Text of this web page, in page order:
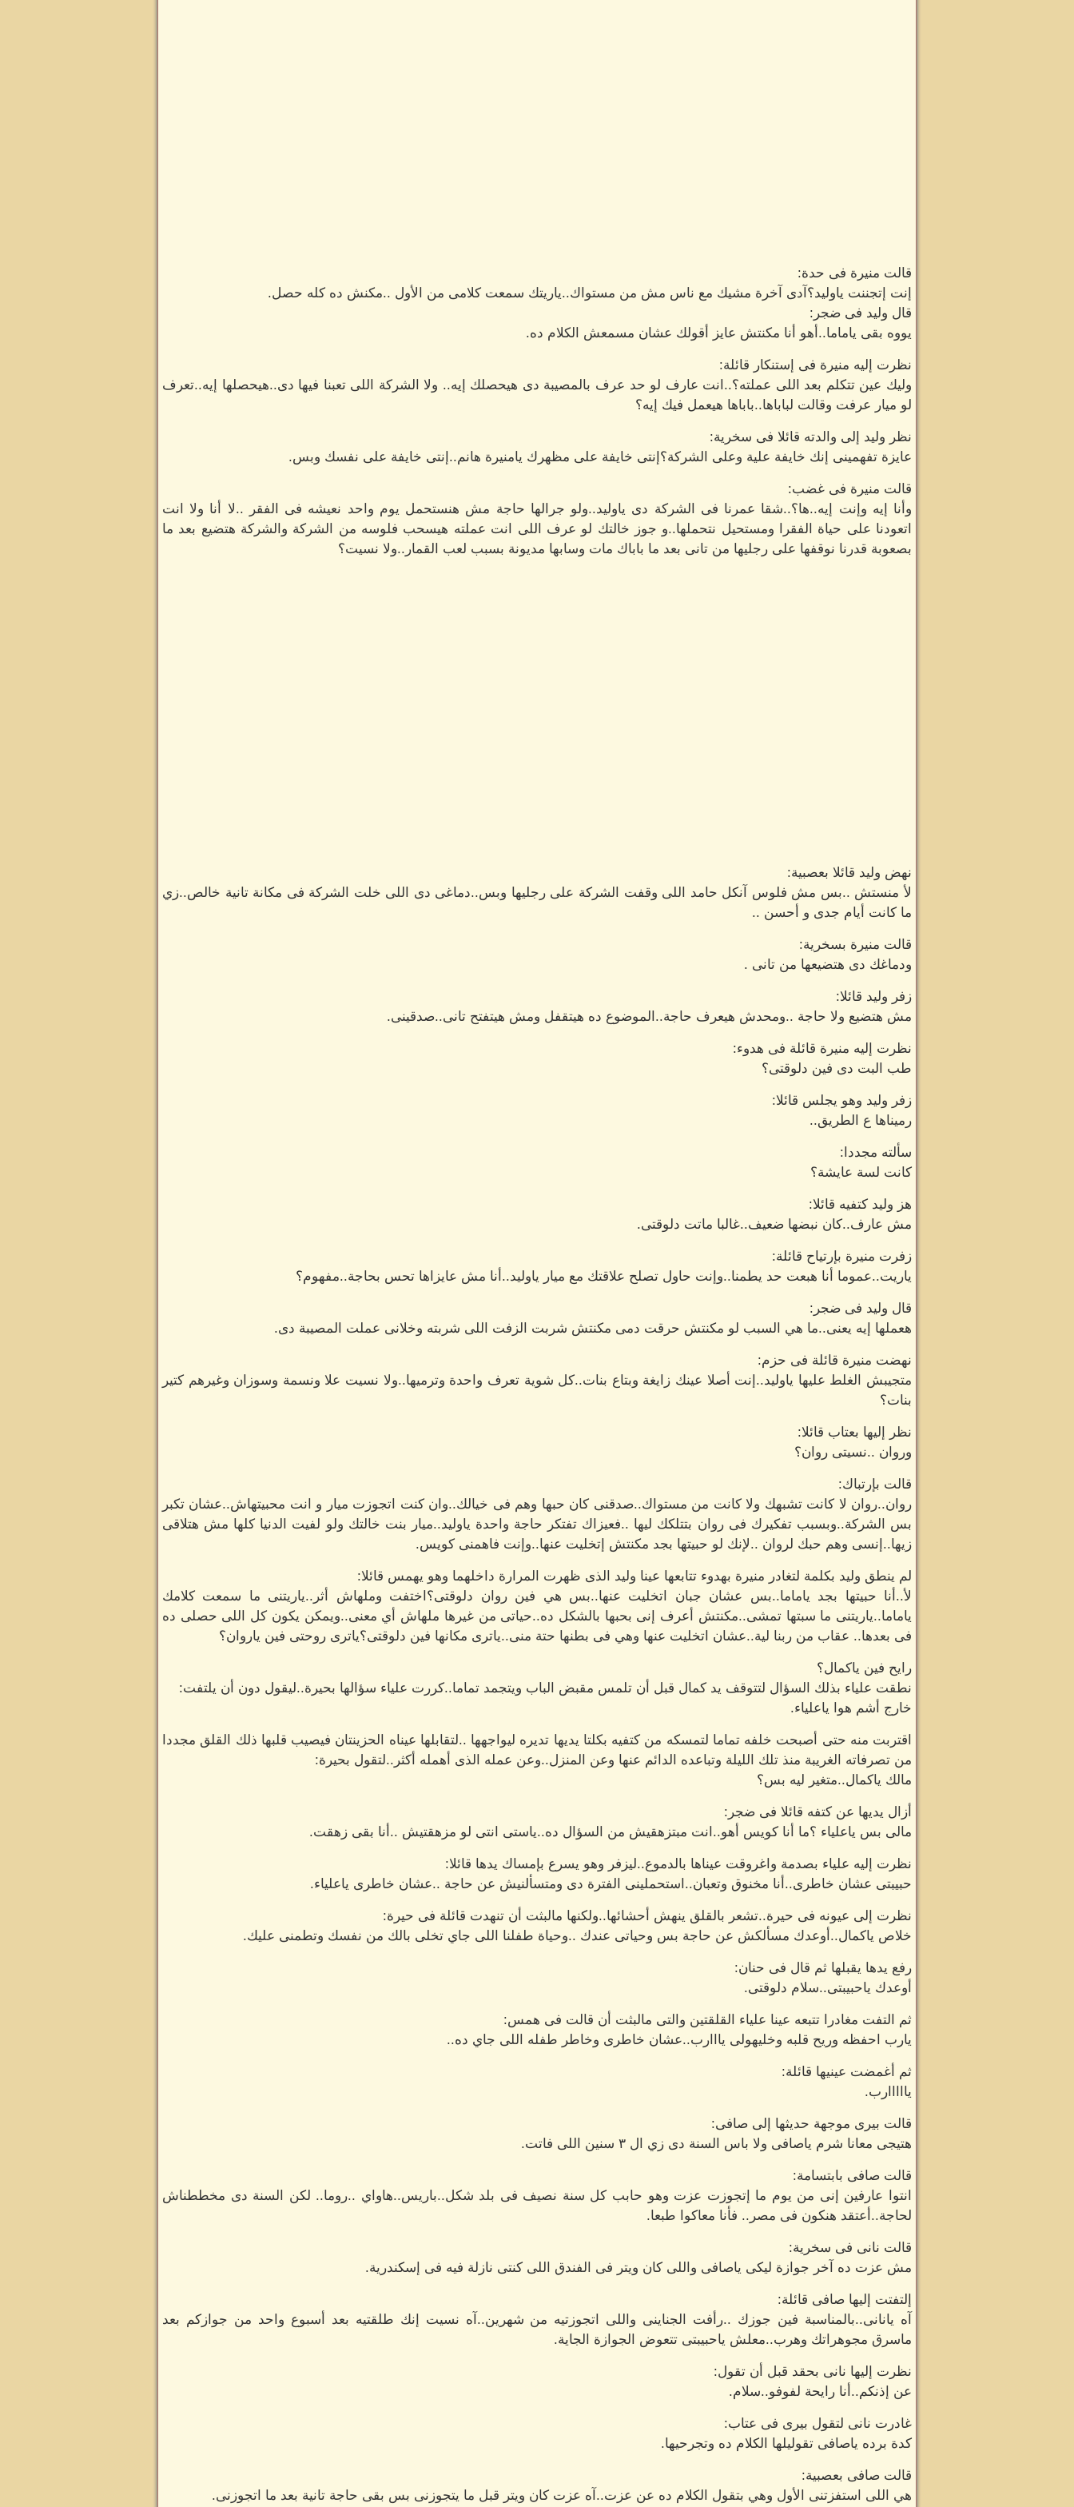
قالت منيرة فى حدة:
إنت إتجننت ياوليد؟آدى آخرة مشيك مع ناس مش من مستواك..ياريتك سمعت كلامى من الأول ..مكنش ده كله حصل.
قال وليد فى ضجر:
يووه بقى ياماما..أهو أنا مكنتش عايز أقولك عشان مسمعش الكلام ده.
نظرت إليه منيرة فى إستنكار قائلة:
وليك عين تتكلم بعد اللى عملته؟..انت عارف لو حد عرف بالمصيبة دى هيحصلك إيه.. ولا الشركة اللى تعبنا فيها دى..هيحصلها إيه..تعرف
لو ميار عرفت وقالت لباباها..باباها هيعمل فيك إيه؟
نظر وليد إلى والدته قائلا فى سخرية:
عايزة تفهمينى إنك خايفة علية وعلى الشركة؟إنتى خايفة على مظهرك يامنيرة هانم..إنتى خايفة على نفسك وبس.
قالت منيرة فى غضب:
وأنا إيه وإنت إيه..ها؟..شقا عمرنا فى الشركة دى ياوليد..ولو جرالها حاجة مش هنستحمل يوم واحد نعيشه فى الفقر ..لا أنا ولا انت
اتعودنا على حياة الفقرا ومستحيل نتحملها..و جوز خالتك لو عرف اللى انت عملته هيسحب فلوسه من الشركة والشركة هتضيع بعد ما
بصعوبة قدرنا نوقفها على رجليها من تانى بعد ما باباك مات وسابها مديونة بسبب لعب القمار..ولا نسيت؟
نهض وليد قائلا بعصبية:
لأ منستش ..بس مش فلوس آنكل حامد اللى وقفت الشركة على رجليها وبس..دماغى دى اللى خلت الشركة فى مكانة تانية خالص..زي
ما كانت أيام جدى و أحسن ..
قالت منيرة بسخرية:
ودماغك دى هتضيعها من تانى .
زفر وليد قائلا:
مش هتضيع ولا حاجة ..ومحدش هيعرف حاجة..الموضوع ده هيتقفل ومش هيتفتح تانى..صدقينى.
نظرت إليه منيرة قائلة فى هدوء:
طب البت دى فين دلوقتى؟
زفر وليد وهو يجلس قائلا:
رميناها ع الطريق..
سألته مجددا:
كانت لسة عايشة؟
هز وليد كتفيه قائلا:
مش عارف..كان نبضها ضعيف..غالبا ماتت دلوقتى.
زفرت منيرة بإرتياح قائلة:
ياريت..عموما أنا هبعت حد يطمنا..وإنت حاول تصلح علاقتك مع ميار ياوليد..أنا مش عايزاها تحس بحاجة..مفهوم؟
قال وليد فى ضجر:
هعملها إيه يعنى..ما هي السبب لو مكنتش حرقت دمى مكنتش شربت الزفت اللى شربته وخلانى عملت المصيبة دى.
نهضت منيرة قائلة فى حزم:
متجيبش الغلط عليها ياوليد..إنت أصلا عينك زايغة وبتاع بنات..كل شوية تعرف واحدة وترميها..ولا نسيت علا ونسمة وسوزان وغيرهم كتير
بنات؟
نظر إليها بعتاب قائلا:
وروان ..نسيتى روان؟
قالت بإرتباك:
روان..روان لا كانت تشبهك ولا كانت من مستواك..صدقنى كان حبها وهم فى خيالك..وان كنت اتجوزت ميار و انت محبيتهاش..عشان تكبر
بس الشركة..وبسبب تفكيرك فى روان بتتلكك ليها ..فعيزاك تفتكر حاجة واحدة ياوليد..ميار بنت خالتك ولو لفيت الدنيا كلها مش هتلاقى
زيها..إنسى وهم حبك لروان ..لإنك لو حبيتها بجد مكنتش إتخليت عنها..وإنت فاهمنى كويس.
لم ينطق وليد بكلمة لتغادر منيرة بهدوء تتابعها عينا وليد الذى ظهرت المرارة داخلهما وهو يهمس قائلا:
لأ..أنا حبيتها بجد ياماما..بس عشان جبان اتخليت عنها..بس هي فين روان دلوقتى؟اختفت وملهاش أثر..ياريتنى ما سمعت كلامك
ياماما..ياريتنى ما سبتها تمشى..مكنتش أعرف إنى بحبها بالشكل ده..حياتى من غيرها ملهاش أي معنى..ويمكن يكون كل اللى حصلى ده
فى بعدها.. عقاب من ربنا لية..عشان اتخليت عنها وهي فى بطنها حتة منى..ياترى مكانها فين دلوقتى؟ياترى روحتى فين ياروان؟
رايح فين ياكمال؟
نطقت علياء بذلك السؤال لتتوقف يد كمال قبل أن تلمس مقبض الباب ويتجمد تماما..كررت علياء سؤالها بحيرة..ليقول دون أن يلتفت:
خارج أشم هوا ياعلياء.
اقتربت منه حتى أصبحت خلفه تماما لتمسكه من كتفيه بكلتا يديها تديره ليواجهها ..لتقابلها عيناه الحزينتان فيصيب قلبها ذلك القلق مجددا
من تصرفاته الغريبة منذ تلك الليلة وتباعده الدائم عنها وعن المنزل..وعن عمله الذى أهمله أكثر..لتقول بحيرة:
مالك ياكمال..متغير ليه بس؟
أزال يديها عن كتفه قائلا فى ضجر:
مالى بس ياعلياء ؟ما أنا كويس أهو..انت مبتزهقيش من السؤال ده..ياستى انتى لو مزهقتيش ..أنا بقى زهقت.
نظرت إليه علياء بصدمة واغروقت عيناها بالدموع..ليزفر وهو يسرع بإمساك يدها قائلا:
حبيبتى عشان خاطرى..أنا مخنوق وتعبان..استحملينى الفترة دى ومتسألنيش عن حاجة ..عشان خاطرى ياعلياء.
نظرت إلى عيونه فى حيرة..تشعر بالقلق ينهش أحشائها..ولكنها مالبثت أن تنهدت قائلة فى حيرة:
خلاص ياكمال..أوعدك مسألكش عن حاجة بس وحياتى عندك ..وحياة طفلنا اللى جاي تخلى بالك من نفسك وتطمنى عليك.
رفع يدها يقبلها ثم قال فى حنان:
أوعدك ياحبيبتى..سلام دلوقتى.
ثم التفت مغادرا تتبعه عينا علياء القلقتين والتى مالبثت أن قالت فى همس:
يارب احفظه وريح قلبه وخليهولى يااارب..عشان خاطرى وخاطر طفله اللى جاي ده..
ثم أغمضت عينيها قائلة:
يااااارب.
قالت بيرى موجهة حديثها إلى صافى:
هتيجى معانا شرم ياصافى ولا باس السنة دى زي ال ٣ سنين اللى فاتت.
قالت صافى بابتسامة:
انتوا عارفين إنى من يوم ما إتجوزت عزت وهو حابب كل سنة نصيف فى بلد شكل..باريس..هاواي ..روما.. لكن السنة دى مخططناش
لحاجة..أعتقد هنكون فى مصر.. فأنا معاكوا طبعا.
قالت نانى فى سخرية:
مش عزت ده آخر جوازة ليكى ياصافى واللى كان ويتر فى الفندق اللى كنتى نازلة فيه فى إسكندرية.
إلتفتت إليها صافى قائلة:
آه يانانى..بالمناسبة فين جوزك ..رأفت الجناينى واللى اتجوزتيه من شهرين..آه نسيت إنك طلقتيه بعد أسبوع واحد من جوازكم بعد
ماسرق مجوهراتك وهرب..معلش ياحبيبتى تتعوض الجوازة الجاية.
نظرت إليها نانى بحقد قبل أن تقول:
عن إذنكم..أنا رايحة لفوفو..سلام.
غادرت نانى لتقول بيرى فى عتاب:
كدة برده ياصافى تقوليلها الكلام ده وتجرحيها.
قالت صافى بعصبية:
هي اللى استفزتنى الأول وهي بتقول الكلام ده عن عزت..آه عزت كان ويتر قبل ما يتجوزنى بس بقى حاجة تانية بعد ما اتجوزنى.